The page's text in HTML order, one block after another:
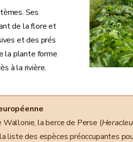
Ses
de la flore et
et des prés
la plante forme
à la rivière.
Wallonie, la berce de Perse (
liste des espèces préoccupantes